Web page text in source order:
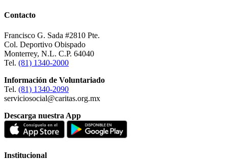
Contacto
Francisco G. Sada #2810 Pte.
Col. Deportivo Obispado
Monterrey, N.L. C.P. 64040
Tel. (81) 1340-2000
Información de Voluntariado
Tel. (81) 1340-2090
serviciosocial@caritas.org.mx
Descarga nuestra App
Institucional